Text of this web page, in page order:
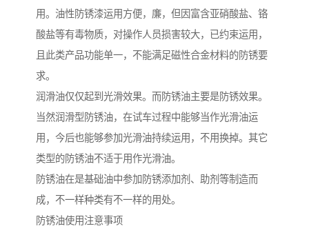
用。油性防锈漆运用方便，廉，但因富含亚硝酸盐、铬
酸盐等有毒物质，对操作人员损害较大，已约束运用，
且此类产品功能单一，不能满足磁性合金材料的防锈要
求。
润滑油仅仅起到光滑效果。而防锈油主要是防锈效果。
当然润滑型防锈油，在试车过程中能够当作光滑油运
用，今后也能够参加光滑油持续运用，不用换掉。其它
类型的防锈油不适于用作光滑油。
防锈油在是基础油中参加防锈添加剂、助剂等制造而
成，不一样种类有不一样的用处。
防锈油使用注意事项